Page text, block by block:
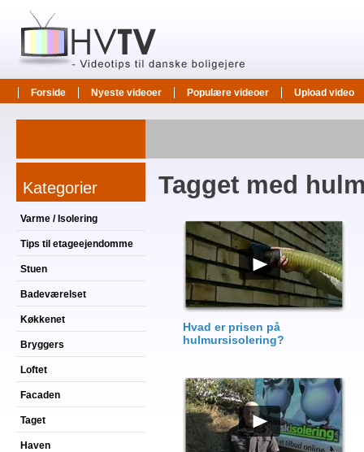
Forside Nyeste videoer Populære videoer Upload video
Kategorier
Varme / Isolering
Tips til etageejendomme
Stuen
Badeværelset
Køkkenet
Bryggers
Loftet
Facaden
Taget
Haven
Tagget med
Hvad er prisen på
hulmursisolering?